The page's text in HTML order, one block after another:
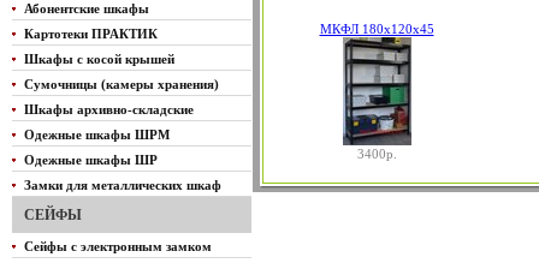
Абонентские шкафы
Картотеки ПРАКТИК
Шкафы с косой крышей
Сумочницы (камеры хранения)
Шкафы архивно-складские
Одежные шкафы ШРМ
Одежные шкафы ШР
Замки для металлических шкаф
СЕЙФЫ
Сейфы с электронным замком
МКФЛ 180x120x45
3400р.